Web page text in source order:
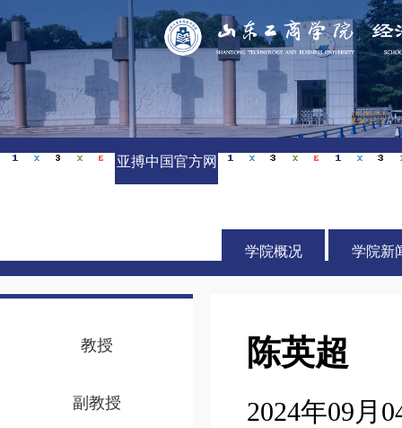
亚搏中国官方网
学院概况 学院新
教授
副教授
陈英超
2024年09月